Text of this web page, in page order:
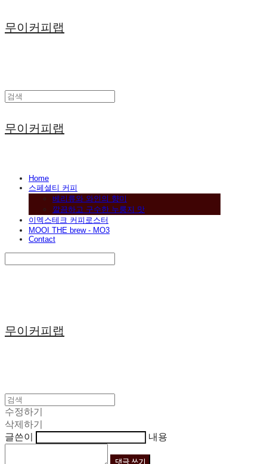
무이커피랩
무이커피랩
Home
스페셜티 커피
베리류와 와인의 향미
깔끔하고 구수한 누룽지 맛
이멕스테크 커피로스터
MOOI THE brew - MO3
Contact
무이커피랩
수정하기
삭제하기
글쓴이
내용